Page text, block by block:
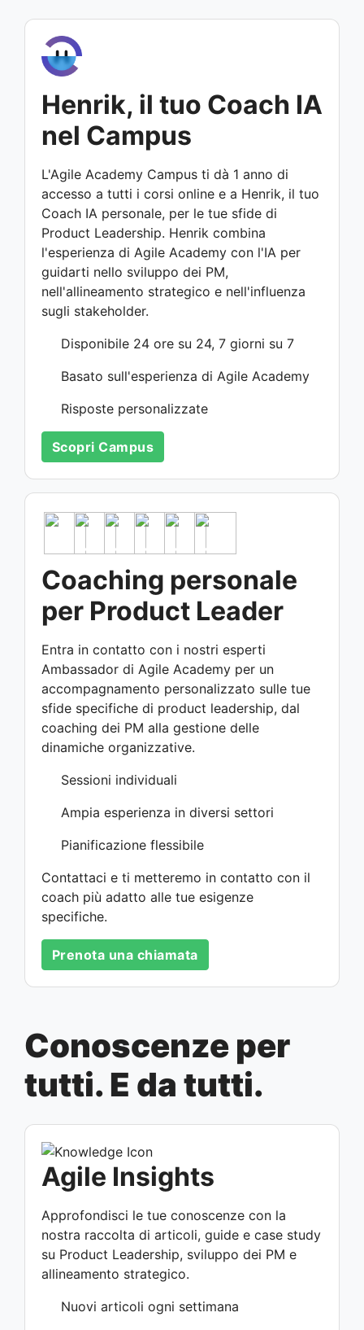
Henrik, il tuo Coach IA
nel Campus
L'Agile Academy Campus ti dà 1 anno di
accesso a tutti i corsi online e a Henrik, il tuo
Coach IA personale, per le tue sfide di
Product Leadership. Henrik combina
l'esperienza di Agile Academy con l'IA per
guidarti nello sviluppo dei PM,
nell'allineamento strategico e nell'influenza
sugli stakeholder.
Disponibile 24 ore su 24, 7 giorni su 7
Basato sull'esperienza di Agile Academy
Risposte personalizzate
Scopri Campus
Coaching personale
per Product Leader
Entra in contatto con i nostri esperti
Ambassador di Agile Academy per un
accompagnamento personalizzato sulle tue
sfide specifiche di product leadership, dal
coaching dei PM alla gestione delle
dinamiche organizzative.
Sessioni individuali
Ampia esperienza in diversi settori
Pianificazione flessibile
Contattaci e ti metteremo in contatto con il
coach più adatto alle tue esigenze
specifiche.
Prenota una chiamata
Conoscenze per
tutti. E da tutti.
Agile Insights
Approfondisci le tue conoscenze con la
nostra raccolta di articoli, guide e case study
su Product Leadership, sviluppo dei PM e
allineamento strategico.
Nuovi articoli ogni settimana